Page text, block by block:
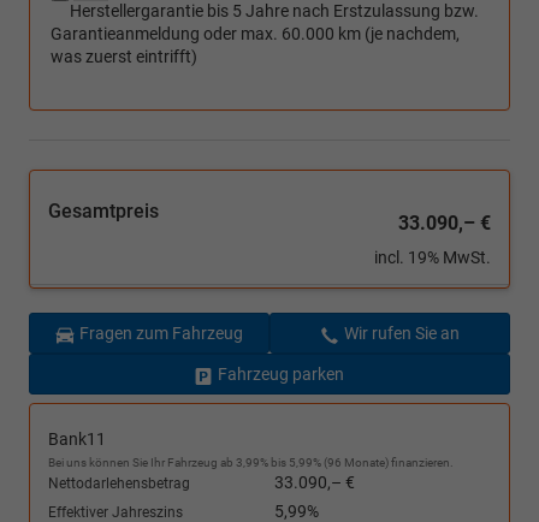
Herstellergarantie bis 5 Jahre nach Erstzulassung bzw.
Garantieanmeldung oder max. 60.000 km (je nachdem,
was zuerst eintrifft)
Gesamtpreis
33.090,– €
incl. 19% MwSt.
Fragen zum Fahrzeug Wir rufen Sie an
Fahrzeug parken
Bank11
Bei uns können Sie Ihr Fahrzeug ab 3,99% bis 5,99% (96 Monate) finanzieren.
Nettodarlehensbetrag 33.090,– €
Effektiver Jahreszins 5,99%